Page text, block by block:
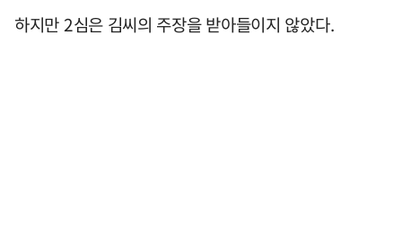
하지만 2심은 김씨의 주장을 받아들이지 않았다.